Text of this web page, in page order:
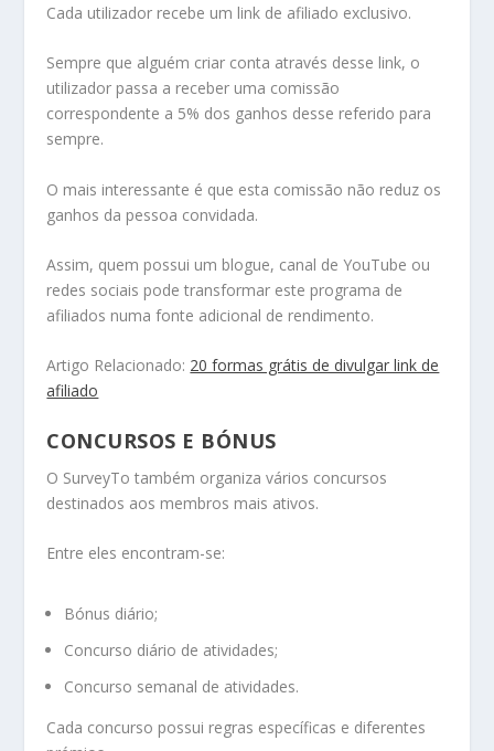
Cada utilizador recebe um link de afiliado exclusivo.
Sempre que alguém criar conta através desse link, o
utilizador passa a receber uma comissão
correspondente a 5% dos ganhos desse referido para
sempre.
O mais interessante é que esta comissão não reduz os
ganhos da pessoa convidada.
Assim, quem possui um blogue, canal de YouTube ou
redes sociais pode transformar este programa de
afiliados numa fonte adicional de rendimento.
Artigo Relacionado: 20 formas grátis de divulgar link de
afiliado
CONCURSOS E BÓNUS
O SurveyTo também organiza vários concursos
destinados aos membros mais ativos.
Entre eles encontram-se:
Bónus diário;
Concurso diário de atividades;
Concurso semanal de atividades.
Cada concurso possui regras específicas e diferentes